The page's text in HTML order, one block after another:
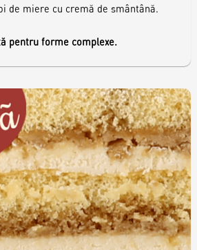
de miere cu cremă de smântână.
pentru forme complexe.